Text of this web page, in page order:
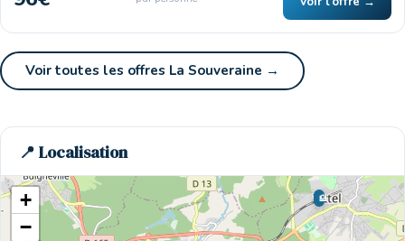
Voir toutes les offres La Souveraine →
📍 Localisation
🏨
+
−